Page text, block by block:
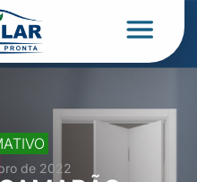
de 2022